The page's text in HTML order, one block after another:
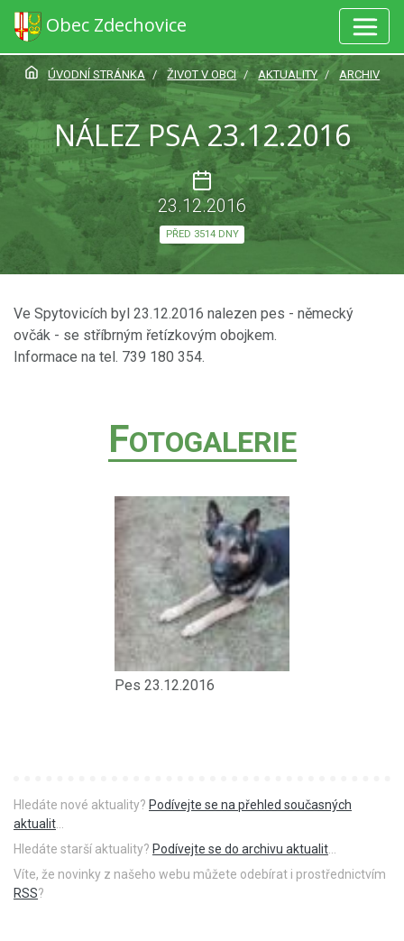
Obec Zdechovice
ÚVODNÍ STRÁNKA ŽIVOT V OBCI AKTUALITY ARCHIV
NÁLEZ PSA 23.12.2016
23.12.2016
PŘED 3514 DNY
Ve Spytovicích byl 23.12.2016 nalezen pes - německý
ovčák - se stříbrným řetízkovým obojkem.
Informace na tel. 739 180 354.
FOTOGALERIE
Pes 23.12.2016
Hledáte nové aktuality? Podívejte se na přehled současných
aktualit
Hledáte starší aktuality? Podívejte se do archivu aktualit
Víte, že novinky z našeho webu můžete odebírat i prostřednictvím
RSS?